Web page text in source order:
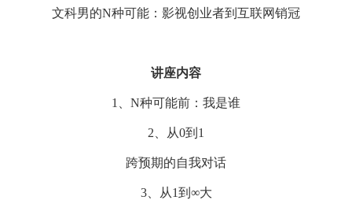
文科男的N种可能：影视创业者到互联网销冠
讲座内容
1、N种可能前：我是谁
2、从0到1
跨预期的自我对话
3、从1到∞大